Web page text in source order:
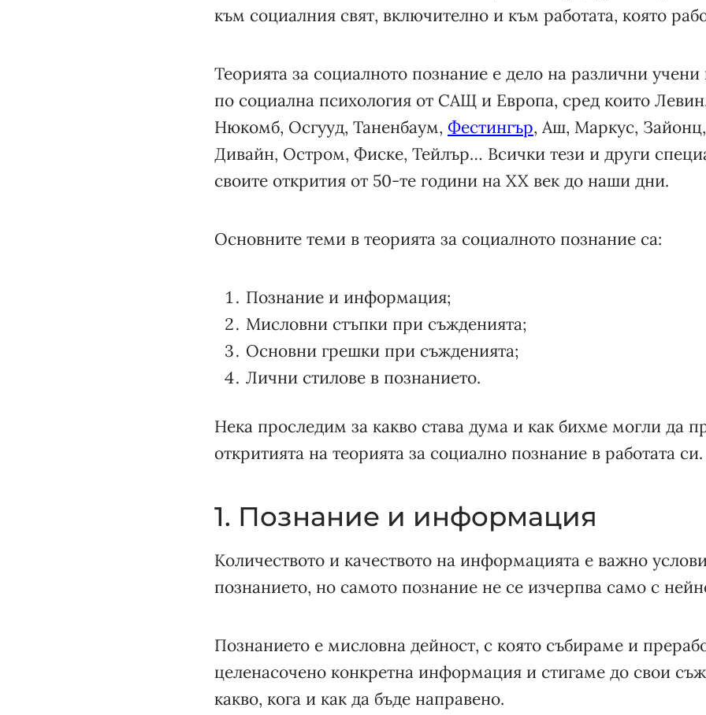
към социалния свят, включително и към работата, която
Теорията за социалното познание е дело на различни учени
по социална психология от САЩ и Европа, сред които
Нюкомб, Осгууд, Таненбаум, Фестингър, Аш, Маркус,
Дивайн, Остром, Фиске, Тейлър… Всички тези и други
своите открития от 50-те години на XX век до наши дни.
Основните теми в теорията за социалното познание са:
Познание и информация;
Мисловни стъпки при съжденията;
Основни грешки при съжденията;
Лични стилове в познанието.
Нека проследим за какво става дума и как бихме могли да
откритията на теорията за социално познание в работата си.
1. Познание и информация
Количеството и качеството на информацията е важно
познанието, но самото познание не се изчерпва само с
Познанието е мисловна дейност, с която събираме и
целенасочено конкретна информация и стигаме до свои
какво, кога и как да бъде направено.